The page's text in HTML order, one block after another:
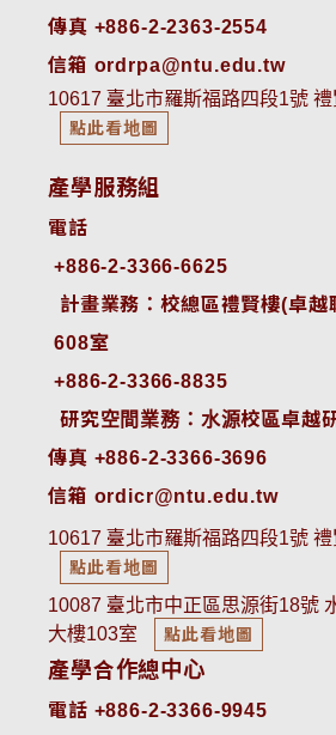
傳真 +886-2-2363-2554
信箱 ordrpa@ntu.edu.tw
10617 臺北市羅斯福路四段1號
點此看地圖
產學服務組
電話
+886-2-3366-6625
計畫業務：校總區禮賢樓(卓越
608室
+886-2-3366-8835
研究空間業務：水源校區卓越
傳真 +886-2-3366-3696
信箱 ordicr@ntu.edu.tw
10617 臺北市羅斯福路四段1號
點此看地圖
10087 臺北市中正區思源街18號
大樓103室
點此看地圖
產學合作總中心
電話 +886-2-3366-9945